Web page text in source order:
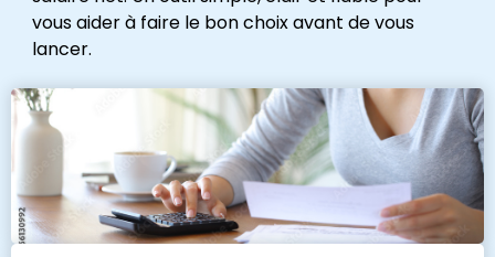
vous aider à faire le bon choix avant de vous
lancer.